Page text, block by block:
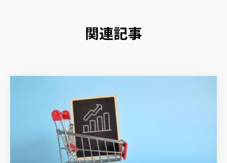
関連記事